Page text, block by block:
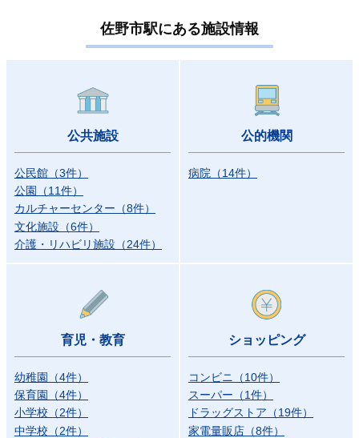
佐野市駅にある施設情報
公共施設
公民館 （3件）
公園
（11件）
カルチャーセンター （8件）
文化施設 （6件）
介護・リハビリ施設 （24件）
公的機関
病院 （14件）
育児・教育
幼稚園 （4件）
保育園
（4件）
小学校 （2件）
中学校 （2件）
ショッピング
コンビニ （10件）
スーパー （1件）
ドラッグストア （19件）
家電量販店 （8件）